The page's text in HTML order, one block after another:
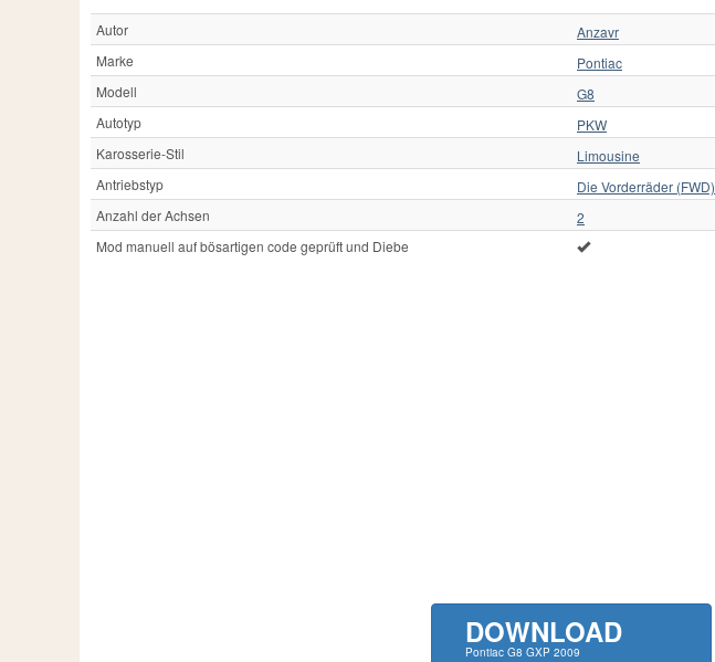
Autor
Anzavr
Marke
Pontiac
Modell
G8
Autotyp
PKW
Karosserie-Stil
Limousine
Antriebstyp
Die Vorderräder (FWD)
Anzahl der Achsen
2
Mod manuell auf bösartigen code geprüft und Diebe
DOWNLOAD
Pontiac G8 GXP 2009